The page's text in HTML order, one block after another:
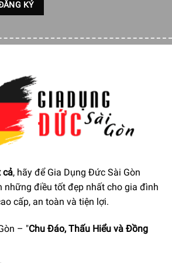
nguyên
Tết Thịnh Vượng 2225 – Sắc Màu ”
tiếp vào Hotline: 1900 6774để
vấn chi tiết và đặt mua sản phẩm.
Gònsẽ gọi lại để xác nhận đơn
cả, hãy để Gia Dụng Đức Sài Gòn
những điều tốt đẹp nhất cho gia đình
cấp, an toàn và tiện lợi.
– "Chu Đáo, Thấu Hiểu và Đồng